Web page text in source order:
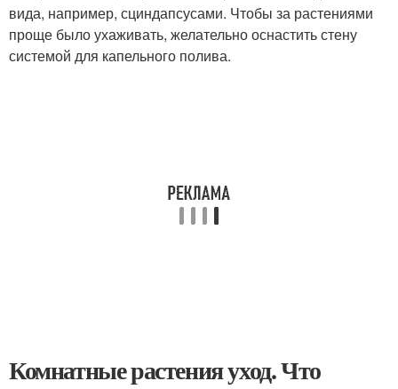
вида, например, сциндапсусами. Чтобы за растениями
проще было ухаживать, желательно оснастить стену
системой для капельного полива.
Комнатные растения уход. Что